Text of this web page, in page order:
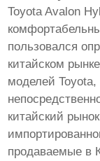
Toyota Avalon
пользовался
китайском
моделей
китайский
продаваемые в